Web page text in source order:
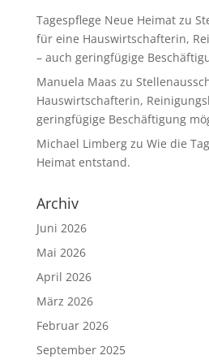
Tagespflege Neue Heimatzu
für eine Hauswirtschafterin,
– auch geringfügige
Manuela Maas zu
Hauswirtschafterin,
geringfügige Beschäftigung
Michael Limbergzu Wie die
Heimat entstand.
Archiv
Juni 2026
Mai 2026
April 2026
März 2026
Februar 2026
September 2025